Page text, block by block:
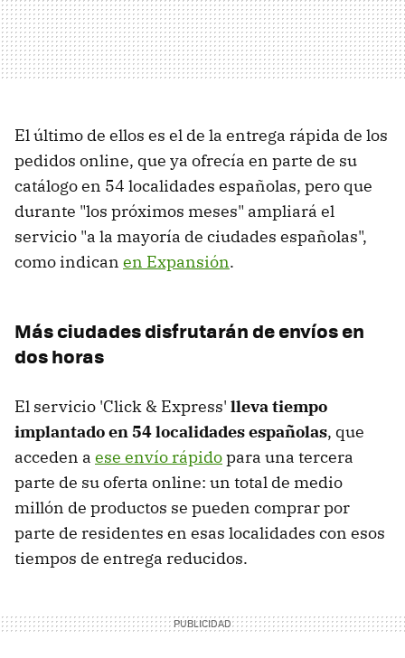
El último de ellos es el de la entrega rápida de los
pedidos online, que ya ofrecía en parte de su
catálogo en 54 localidades españolas, pero que
durante "los próximos meses" ampliará el
servicio "a la mayoría de ciudades españolas",
como indican en Expansión.
Más ciudades disfrutarán de envíos en
dos horas
El servicio 'Click & Express' lleva tiempo
implantado en 54 localidades españolas, que
acceden a ese envío rápidopara una tercera
parte de su oferta online: un total de medio
millón de productos se pueden comprar por
parte de residentes en esas localidades con esos
tiempos de entrega reducidos.